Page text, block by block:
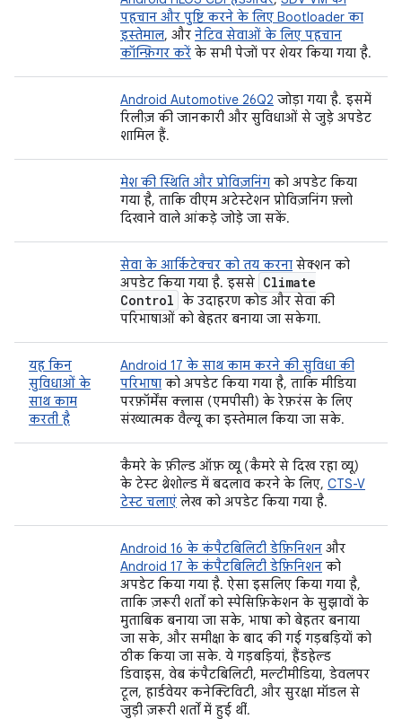
पहचान और पुष्टि करने के लिए Bootloader का
इस्तेमाल, और नेटिव सेवाओं के लिए पहचान
कॉन्फ़िगर करें के सभी पेजों पर शेयर किया गया है.
Android Automotive 26Q2 जोड़ा गया है. इसमें
रिलीज़ की जानकारी और सुविधाओं से जुड़े अपडेट
शामिल हैं.
मेश की स्थिति और प्रोविज़निंग को अपडेट किया
गया है, ताकि वीएम अटेस्टेशन प्रोविज़निंग फ़्लो
दिखाने वाले आंकड़े जोड़े जा सकें.
सेवा के आर्किटेक्चर को तय करना सेक्शन को
अपडेट किया गया है. इससे Climate
Control के उदाहरण कोड और सेवा की
परिभाषाओं को बेहतर बनाया जा सकेगा.
यह किन
सुविधाओं के
साथ काम
करती है
Android 17 के साथ काम करने की सुविधा की
परिभाषा को अपडेट किया गया है, ताकि मीडिया
परफ़ॉर्मेंस क्लास (एमपीसी) के रेफ़रंस के लिए
संख्यात्मक वैल्यू का इस्तेमाल किया जा सके.
कैमरे के फ़ील्ड ऑफ़ व्यू (कैमरे से दिख रहा व्यू)
के टेस्ट थ्रेशोल्ड में बदलाव करने के लिए, CTS-V
टेस्ट चलाएं लेख को अपडेट किया गया है.
Android 16 के कंपैटबिलिटी डेफ़िनिशन और
Android 17 के कंपैटबिलिटी डेफ़िनिशन को
अपडेट किया गया है. ऐसा इसलिए किया गया है,
ताकि ज़रूरी शर्तों को स्पेसिफ़िकेशन के सुझावों के
मुताबिक बनाया जा सके, भाषा को बेहतर बनाया
जा सके, और समीक्षा के बाद की गई गड़बड़ियों को
ठीक किया जा सके. ये गड़बड़ियां, हैंडहेल्ड
डिवाइस, वेब कंपैटबिलिटी, मल्टीमीडिया, डेवलपर
टूल, हार्डवेयर कनेक्टिविटी, और सुरक्षा मॉडल से
जुड़ी ज़रूरी शर्तों में हुई थीं.